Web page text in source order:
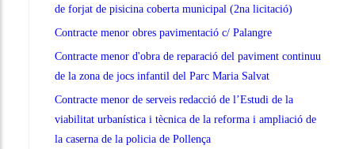
de forjat de pisicina coberta municipal (2na licitació)
Contracte menor obres pavimentació c/ Palangre
Contracte menor d'obra de reparació del paviment continuu
de la zona de jocs infantil del Parc Maria Salvat
Contracte menor de serveis redacció de l’Estudi de la
viabilitat urbanística i tècnica de la reforma i ampliació de
la caserna de la policia de Pollença